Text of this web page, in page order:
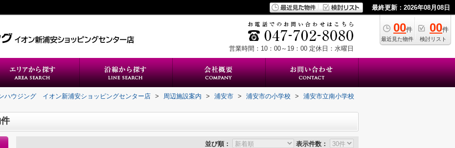
最終更新：2026年08月08日
00件
最近見た物件
00件
検討リスト
営業時間：10：00～19：00 定休日：水曜日
ハウジング イオン新浦安ショッピングセンター店 > 周辺施設案内 > 浦安市 > 浦安市の小学校 >
浦安市立南小学校
並び順： 表示件数：